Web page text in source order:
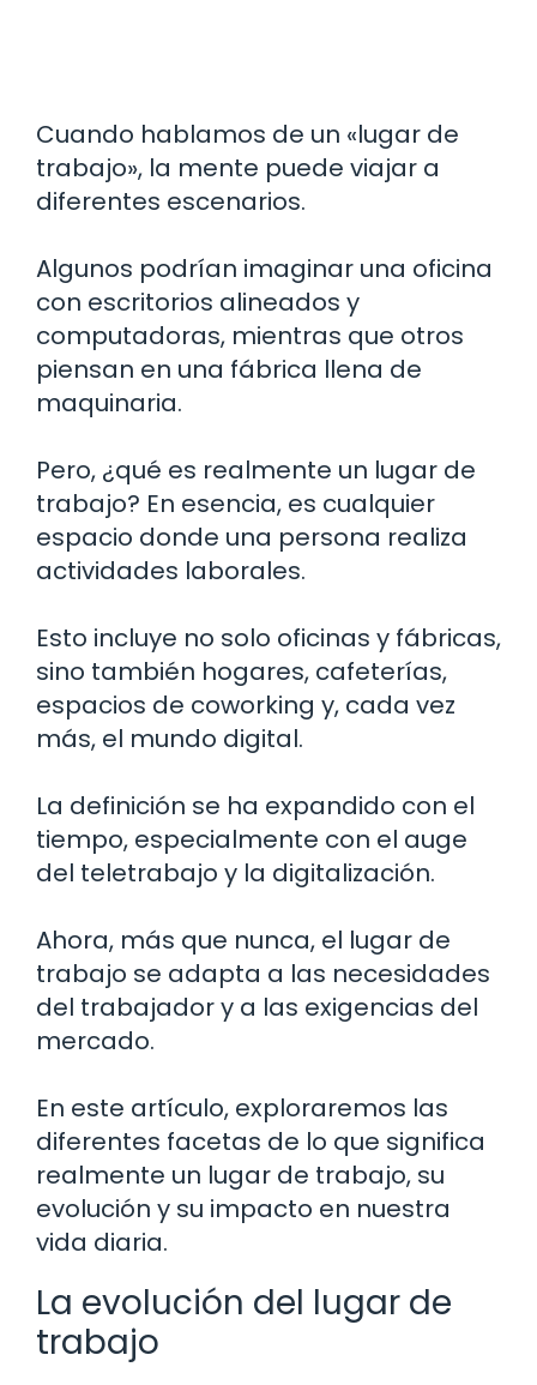
Cuando hablamos de un «lugar de
trabajo», la mente puede viajar a
diferentes escenarios.
Algunos podrían imaginar una oficina
con escritorios alineados y
computadoras, mientras que otros
piensan en una fábrica llena de
maquinaria.
Pero, ¿qué es realmente un lugar de
trabajo? En esencia, es cualquier
espacio donde una persona realiza
actividades laborales.
Esto incluye no solo oficinas y fábricas,
sino también hogares, cafeterías,
espacios de coworking y, cada vez
más, el mundo digital.
La definición se ha expandido con el
tiempo, especialmente con el auge
del teletrabajo y la digitalización.
Ahora, más que nunca, el lugar de
trabajo se adapta a las necesidades
del trabajador y a las exigencias del
mercado.
En este artículo, exploraremos las
diferentes facetas de lo que significa
realmente un lugar de trabajo, su
evolución y su impacto en nuestra
vida diaria.
La evolución del lugar de
trabajo